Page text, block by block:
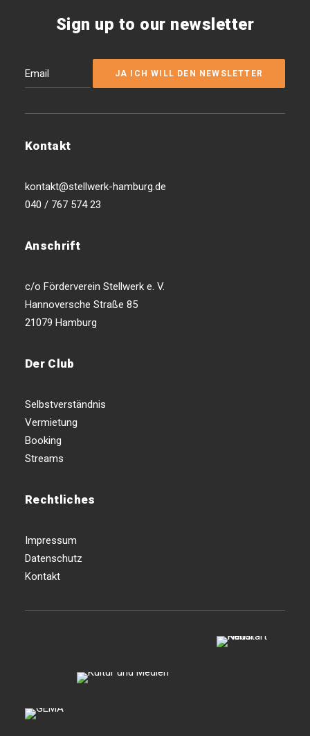
Sign up to our newsletter
Kontakt
kontakt@stellwerk-hamburg.de
040 / 767 574 23
Anschrift
c/o Förderverein Stellwerk e. V.
Hannoversche Straße 85
21079 Hamburg
Der Club
Selbstverständnis
Vermietung
Booking
Streams
Rechtliches
Impressum
Datenschutz
Kontakt